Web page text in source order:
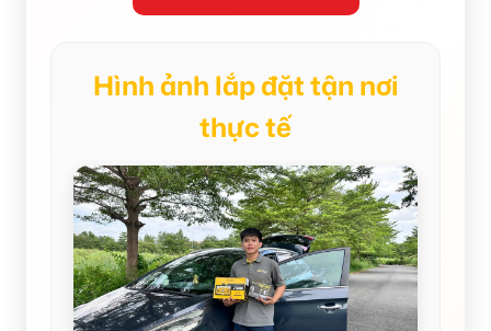
Hình ảnh lắp đặt tận nơi
thực tế